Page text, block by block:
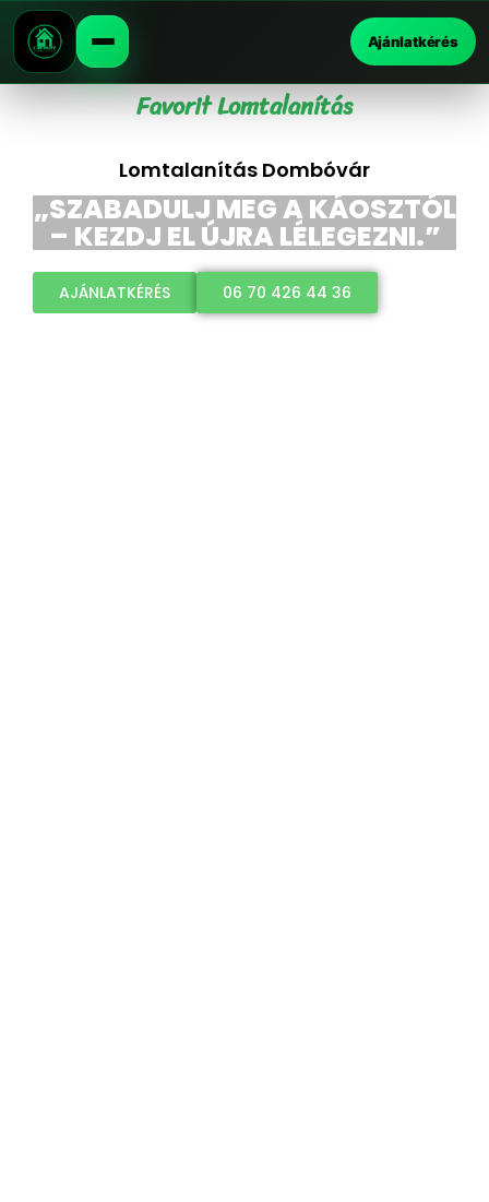
Ajánlatkérés
Favorit Lomtalanítás
Lomtalanítás Dombóvár
„SZABADULJ MEG A KÁOSZTÓL
– KEZDJ EL ÚJRA LÉLEGEZNI.”
AJÁNLATKÉRÉS 06 70 426 44 36